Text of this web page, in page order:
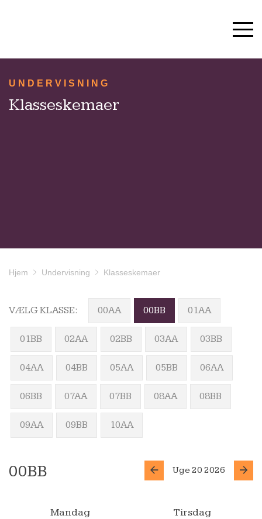
SKOLESTART OG SFO
10. KLASSE
OM SKOLEN
UNDERVISNING
Klasseskemaer
Hjem Undervisning Klasseskemaer
VÆLG KLASSE: 00AA 00BB 01AA
01BB 02AA 02BB 03AA 03BB
04AA 04BB 05AA 05BB 06AA
06BB 07AA 07BB 08AA 08BB
09AA 09BB 10AA
00BB Uge 20 2026
Mandag Tirsdag